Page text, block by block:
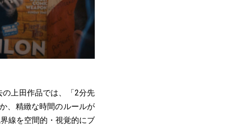
上田作品では、「2分先
、精緻な時間のルールが
線を空間的・視覚的にブ